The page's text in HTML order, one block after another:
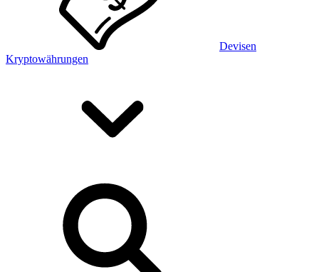
Devisen
Kryptowährungen